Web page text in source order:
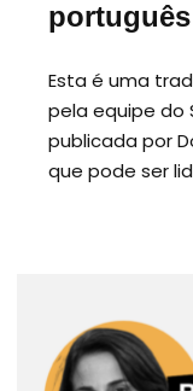
português
Esta é uma
pela equipe do
publicada por
que pode ser